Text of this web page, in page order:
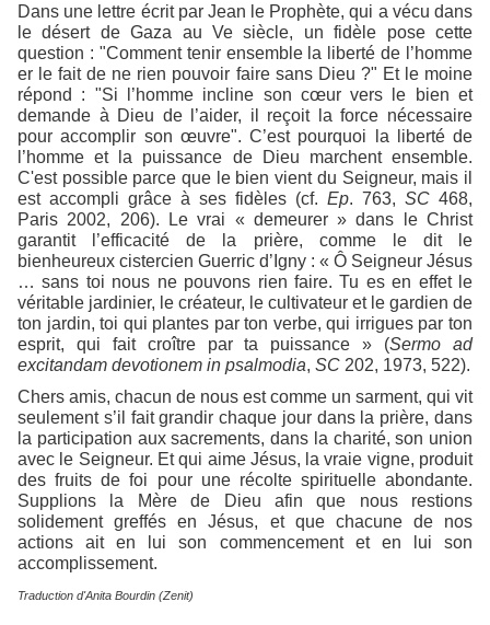
Dans une lettre écrit par Jean le Prophète, qui a vécu dans
le désert de Gaza au Ve siècle, un fidèle pose cette
question : "Comment tenir ensemble la liberté de l’homme
er le fait de ne rien pouvoir faire sans Dieu ?" Et le moine
répond : "Si l’homme incline son cœur vers le bien et
demande à Dieu de l’aider, il reçoit la force nécessaire
pour accomplir son œuvre". C’est pourquoi la liberté de
l’homme et la puissance de Dieu marchent ensemble.
C'est possible parce que le bien vient du Seigneur, mais il
est accompli grâce à ses fidèles (cf. Ep. 763, SC 468,
Paris 2002, 206). Le vrai « demeurer » dans le Christ
garantit l’efficacité de la prière, comme le dit le
bienheureux cistercien Guerric d’Igny : « Ô Seigneur Jésus
… sans toi nous ne pouvons rien faire. Tu es en effet le
véritable jardinier, le créateur, le cultivateur et le gardien de
ton jardin, toi qui plantes par ton verbe, qui irrigues par ton
esprit, qui fait croître par ta puissance » (Sermo ad
excitandam devotionem in psalmodia, SC 202, 1973, 522).
Chers amis, chacun de nous est comme un sarment, qui vit
seulement s’il fait grandir chaque jour dans la prière, dans
la participation aux sacrements, dans la charité, son union
avec le Seigneur. Et qui aime Jésus, la vraie vigne, produit
des fruits de foi pour une récolte spirituelle abondante.
Supplions la Mère de Dieu afin que nous restions
solidement greffés en Jésus, et que chacune de nos
actions ait en lui son commencement et en lui son
accomplissement.
Traduction d'Anita Bourdin (Zenit)